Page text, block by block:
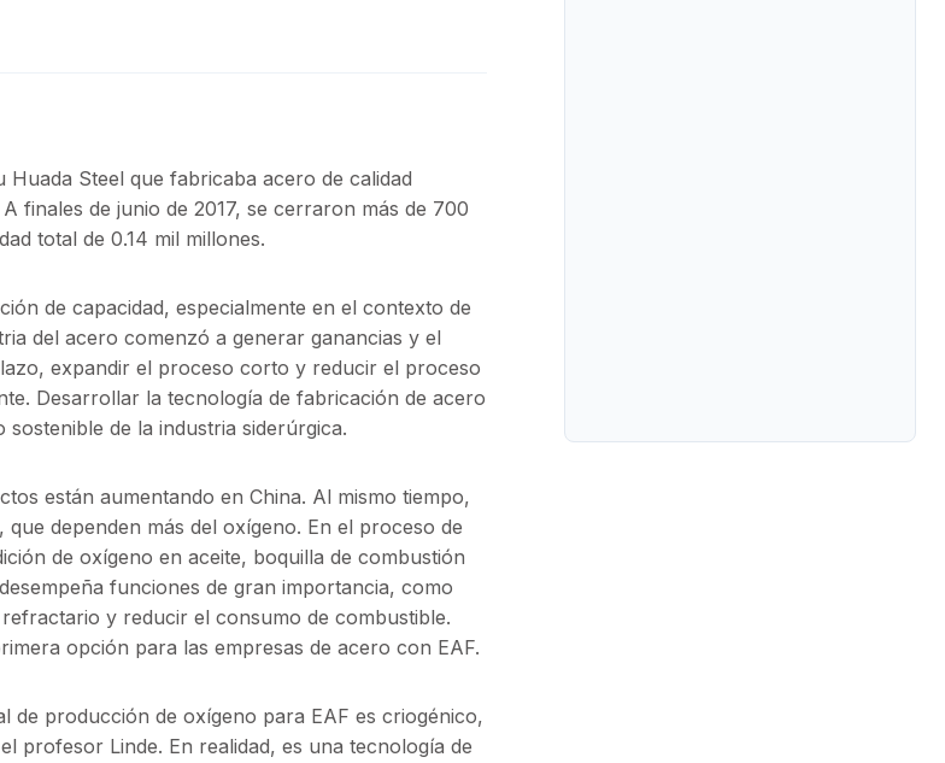
Steel que fabricaba acero de calidad
finales de junio de 2017, se cerraron más de 700
total de 0.14 mil millones.
de capacidad, especialmente en el contexto de
del acero comenzó a generar ganancias y el
expandir el proceso corto y reducir el proceso
Desarrollar la tecnología de fabricación de acero
de la industria siderúrgica.
están aumentando en China. Al mismo tiempo,
dependen más del oxígeno. En el proceso de
de oxígeno en aceite, boquilla de combustión
funciones de gran importancia, como
y reducir el consumo de combustible.
opción para las empresas de acero con EAF.
de producción de oxígeno para EAF es criogénico,
profesor Linde. En realidad, es una tecnología de